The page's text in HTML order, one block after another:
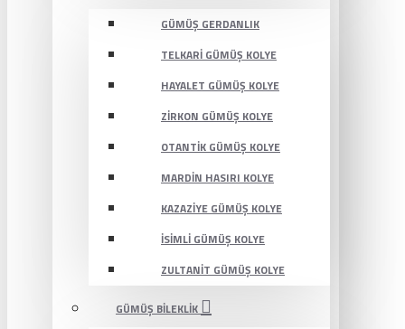
GÜMÜŞ GERDANLIK
TELKARI GÜMÜŞ KOLYE
HAYALET GÜMÜŞ KOLYE
ZIRKON GÜMÜŞ KOLYE
OTANTIK GÜMÜŞ KOLYE
MARDIN HASIRI KOLYE
KAZAZIYE GÜMÜŞ KOLYE
İSIMLI GÜMÜŞ KOLYE
ZULTANIT GÜMÜŞ KOLYE
GÜMÜŞ BILEKLIK